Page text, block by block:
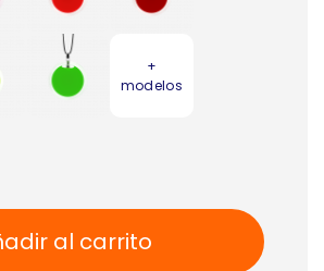
+
modelos
al carrito